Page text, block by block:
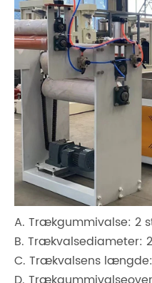
A. Trækgummivalse: 2
B. Trækvalsediameter:
C. Trækvalsens